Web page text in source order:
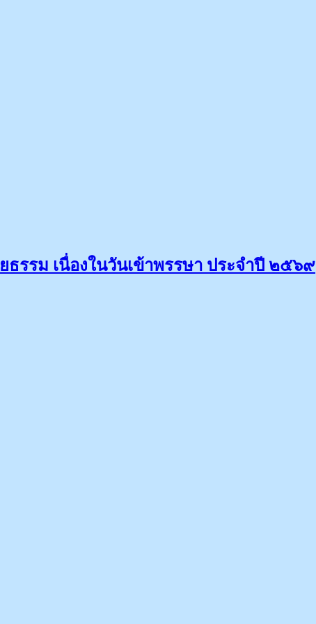
รรม เนื่องในวันเข้าพรรษา ประจำปี ๒๕๖๙